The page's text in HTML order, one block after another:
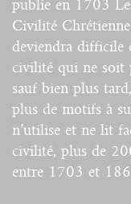
publie en 1703
Civilité
deviendra difficile
civilité qui ne soit
sauf bien plus
plus de motifs à
n’utilise et ne lit
civilité, plus de
entre 1703 et